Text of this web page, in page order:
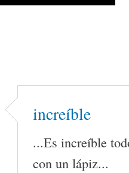
increíble
...Es increíble
con un lápiz...